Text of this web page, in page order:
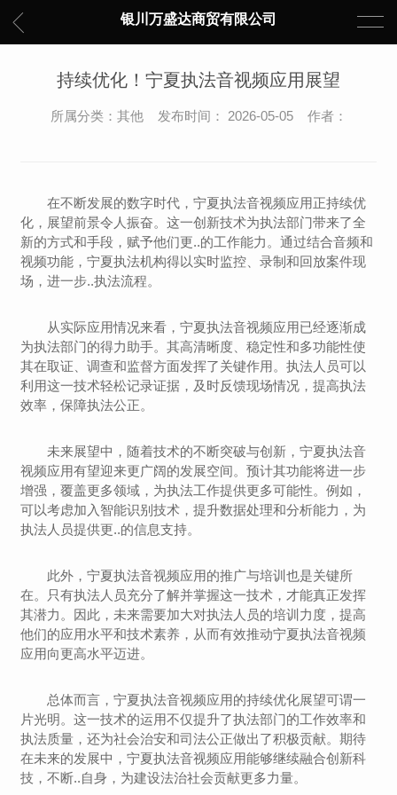
银川万盛达商贸有限公司
持续优化！宁夏执法音视频应用展望
所属分类：其他 发布时间： 2026-05-05 作者：
在不断发展的数字时代，宁夏执法音视频应用正持续优
化，展望前景令人振奋。这一创新技术为执法部门带来了全
新的方式和手段，赋予他们更..的工作能力。通过结合音频和
视频功能，宁夏执法机构得以实时监控、录制和回放案件现
场，进一步..执法流程。
从实际应用情况来看，宁夏执法音视频应用已经逐渐成
为执法部门的得力助手。其高清晰度、稳定性和多功能性使
其在取证、调查和监督方面发挥了关键作用。执法人员可以
利用这一技术轻松记录证据，及时反馈现场情况，提高执法
效率，保障执法公正。
未来展望中，随着技术的不断突破与创新，宁夏执法音
视频应用有望迎来更广阔的发展空间。预计其功能将进一步
增强，覆盖更多领域，为执法工作提供更多可能性。例如，
可以考虑加入智能识别技术，提升数据处理和分析能力，为
执法人员提供更..的信息支持。
此外，宁夏执法音视频应用的推广与培训也是关键所
在。只有执法人员充分了解并掌握这一技术，才能真正发挥
其潜力。因此，未来需要加大对执法人员的培训力度，提高
他们的应用水平和技术素养，从而有效推动宁夏执法音视频
应用向更高水平迈进。
总体而言，宁夏执法音视频应用的持续优化展望可谓一
片光明。这一技术的运用不仅提升了执法部门的工作效率和
执法质量，还为社会治安和司法公正做出了积极贡献。期待
在未来的发展中，宁夏执法音视频应用能够继续融合创新科
技，不断..自身，为建设法治社会贡献更多力量。